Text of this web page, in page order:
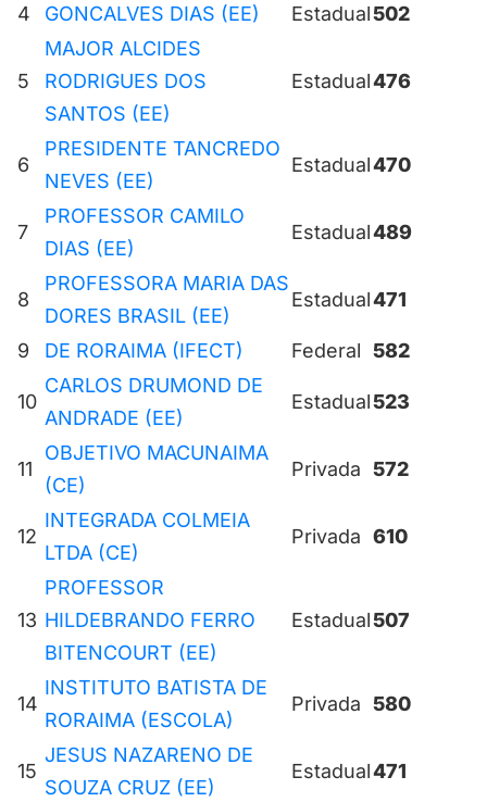
4 GONCALVES DIAS (EE) Estadual502
5
MAJOR ALCIDES
RODRIGUES DOS
SANTOS (EE)
Estadual476
6
PRESIDENTE TANCREDO
NEVES (EE)
Estadual470
7
PROFESSOR CAMILO
DIAS (EE)
Estadual489
8
PROFESSORA MARIA DAS
DORES BRASIL (EE)
Estadual471
9 DE RORAIMA (IFECT) Federal 582
10
CARLOS DRUMOND DE
ANDRADE (EE)
Estadual523
11
OBJETIVO MACUNAIMA
(CE)
Privada 572
12
INTEGRADA COLMEIA
LTDA (CE)
Privada 610
13
PROFESSOR
HILDEBRANDO FERRO
BITENCOURT (EE)
Estadual507
14
INSTITUTO BATISTA DE
RORAIMA (ESCOLA)
Privada 580
15
JESUS NAZARENO DE
SOUZA CRUZ (EE)
Estadual471